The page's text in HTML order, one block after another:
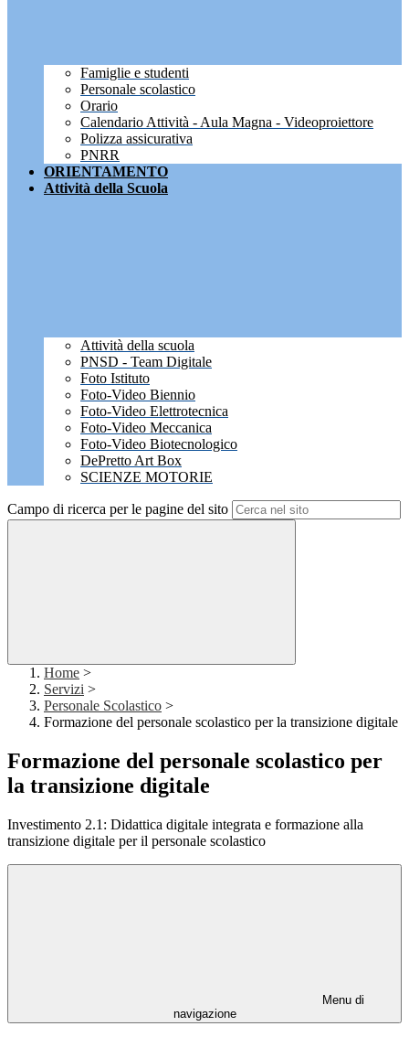
Famiglie e studenti
Personale scolastico
Orario
Calendario Attività - Aula Magna - Videoproiettore
Polizza assicurativa
PNRR
ORIENTAMENTO
Attività della Scuola
Attività della scuola
PNSD - Team Digitale
Foto Istituto
Foto-Video Biennio
Foto-Video Elettrotecnica
Foto-Video Meccanica
Foto-Video Biotecnologico
DePretto Art Box
SCIENZE MOTORIE
Campo di ricerca per le pagine del sito
Home >
Servizi >
Personale Scolastico >
Formazione del personale scolastico per la transizione digitale
Formazione del personale scolastico per
la transizione digitale
Investimento 2.1: Didattica digitale integrata e formazione alla
transizione digitale per il personale scolastico
Menu di
navigazione